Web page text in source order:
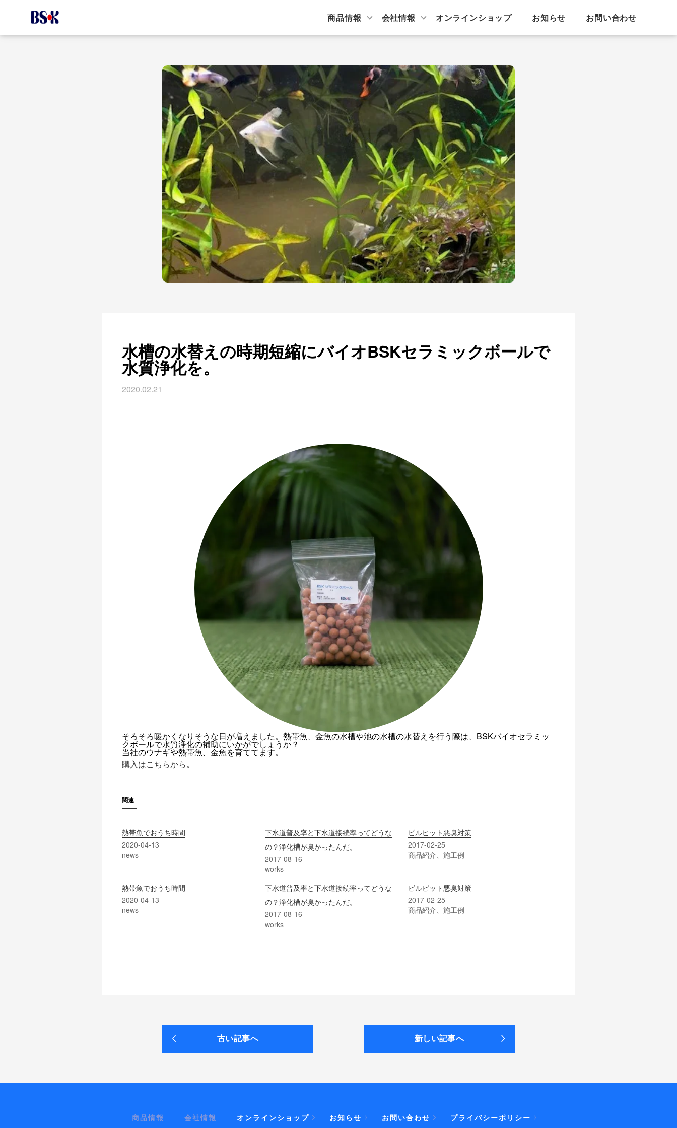
商品情報 会社情報 オンラインショップ お知らせ お問い合わせ
水槽の水替えの時期短縮にバイオBSKセラミックボールで
水質浄化を。
2020.02.21
そろそろ暖かくなりそうな日が増えました。熱帯魚、金魚の水槽や池の水槽の水替えを行う際は、BSKバイオセラミッ
クボールで水質浄化の補助にいかがでしょうか？
当社のウナギや熱帯魚、金魚を育ててます。
購入はこちらから。
関連
熱帯魚でおうち時間
2020-04-13
news
下水道普及率と下水道接続率ってどうな
の？浄化槽が臭かったんだ。
2017-08-16
works
ビルピット悪臭対策
2017-02-25
商品紹介、施工例
熱帯魚でおうち時間
2020-04-13
news
下水道普及率と下水道接続率ってどうな
の？浄化槽が臭かったんだ。
2017-08-16
works
ビルピット悪臭対策
2017-02-25
商品紹介、施工例
古い記事へ 新しい記事へ
商品情報 会社情報 オンラインショップ お知らせ お問い合わせ プライバシーポリシー